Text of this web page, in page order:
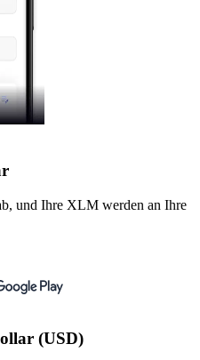
und Ihre XLM werden an Ihre
(USD)